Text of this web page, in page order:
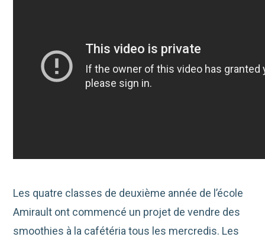
Les quatre classes de deuxième année de l’école
Amirault ont commencé un projet de vendre des
smoothies à la cafétéria tous les mercredis. Les